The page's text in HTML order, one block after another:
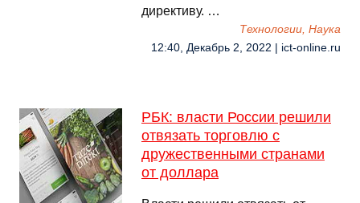
директиву. …
Технологии, Наука
12:40, Декабрь 2, 2022 | ict-online.ru
РБК: власти России решили
отвязать торговлю с
дружественными странами
от доллара